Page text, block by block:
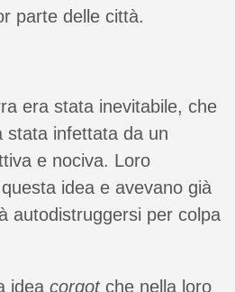
parte delle città.
era stata inevitabile, che
stata infettata da un
e nociva. Loro
idea e avevano già
autodistruggersi per colpa
idea corgotche nella loro